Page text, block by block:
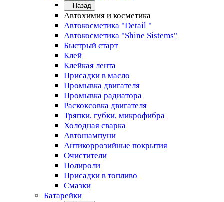
Назад
Автохимия и косметика
Автокосметика "Detail "
Автокосметика "Shine Sistems"
Быстрый старт
Клей
Клейкая лента
Присадки в масло
Промывка двигателя
Промывка радиатора
Раскоксовка двигателя
Тряпки, губки, микрофибра
Холодная сварка
Автошампуни
Антикоррозийные покрытия
Очистители
Полироли
Присадки в топливо
Смазки
Батарейки